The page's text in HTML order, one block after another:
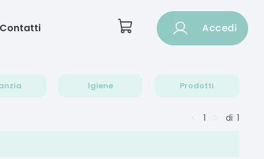
Contatti Accedi
Igiene Prodotti
1 di 1